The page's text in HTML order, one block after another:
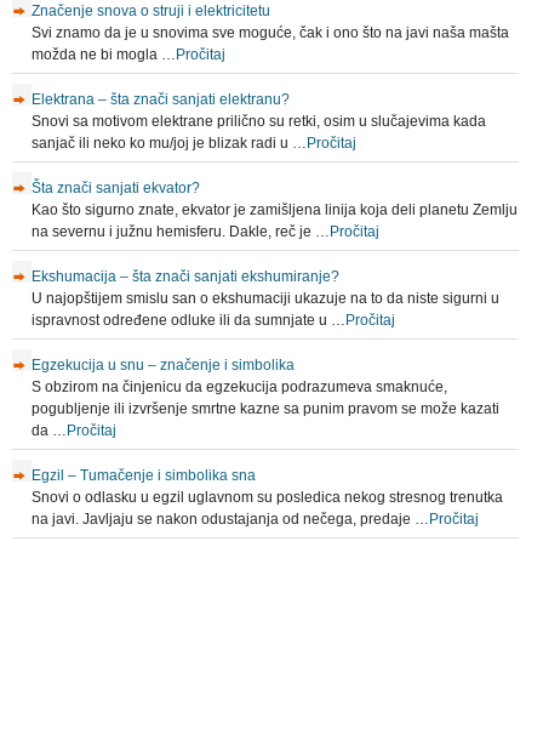
Značenje snova o struji i elektricitetu
Svi znamo da je u snovima sve moguće, čak i ono što na javi naša mašta
možda ne bi mogla … Pročitaj
Elektrana – šta znači sanjati elektranu?
Snovi sa motivom elektrane prilično su retki, osim u slučajevima kada
sanjač ili neko ko mu/joj je blizak radi u … Pročitaj
Šta znači sanjati ekvator?
Kao što sigurno znate, ekvator je zamišljena linija koja deli planetu Zemlju
na severnu i južnu hemisferu. Dakle, reč je … Pročitaj
Ekshumacija – šta znači sanjati ekshumiranje?
U najopštijem smislu san o ekshumaciji ukazuje na to da niste sigurni u
ispravnost određene odluke ili da sumnjate u … Pročitaj
Egzekucija u snu – značenje i simbolika
S obzirom na činjenicu da egzekucija podrazumeva smaknuće,
pogubljenje ili izvršenje smrtne kazne sa punim pravom se može kazati
da … Pročitaj
Egzil – Tumačenje i simbolika sna
Snovi o odlasku u egzil uglavnom su posledica nekog stresnog trenutka
na javi. Javljaju se nakon odustajanja od nečega, predaje … Pročitaj